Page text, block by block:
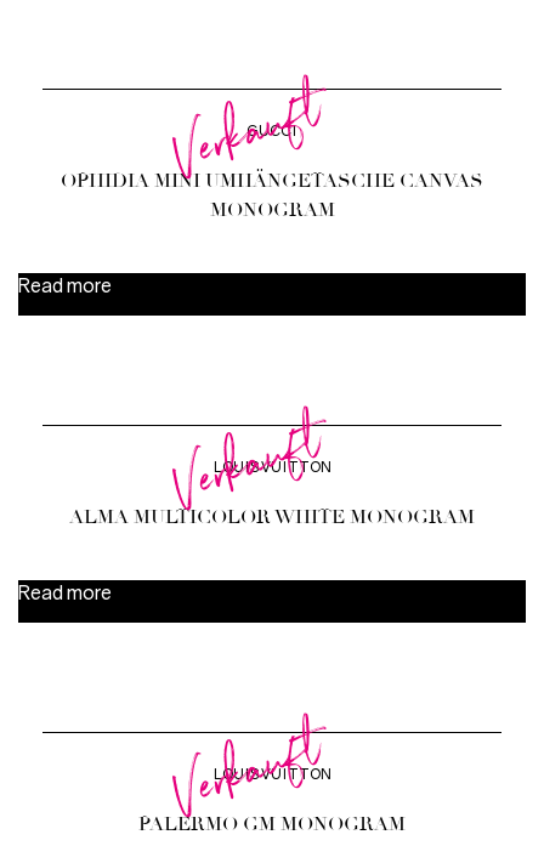
Verkauft
GUCCI
OPHIDIA MINI UMHÄNGETASCHE CANVAS
MONOGRAM
Read more
Verkauft
LOUIS VUITTON
ALMA MULTICOLOR WHITE MONOGRAM
Read more
Verkauft
LOUIS VUITTON
PALERMO GM MONOGRAM